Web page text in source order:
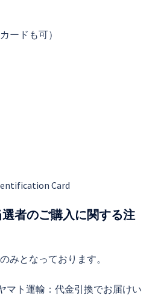
ードも可）
Card
者のご購入に関する注
みとなっております。
マト運輸：代金引換でお届けい